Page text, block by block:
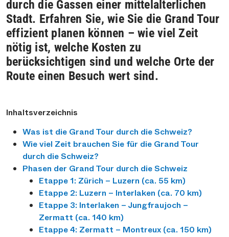
durch die Gassen einer mittelalterlichen
Stadt. Erfahren Sie, wie Sie die Grand Tour
effizient planen können – wie viel Zeit
nötig ist, welche Kosten zu
berücksichtigen sind und welche Orte der
Route einen Besuch wert sind.
Inhaltsverzeichnis
Was ist die Grand Tour durch die Schweiz?
Wie viel Zeit brauchen Sie für die Grand Tour
durch die Schweiz?
Phasen der Grand Tour durch die Schweiz
Etappe 1: Zürich – Luzern (ca. 55 km)
Etappe 2: Luzern – Interlaken (ca. 70 km)
Etappe 3: Interlaken – Jungfraujoch –
Zermatt (ca. 140 km)
Etappe 4: Zermatt – Montreux (ca. 150 km)